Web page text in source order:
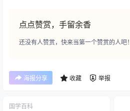
点点赞赏，手留余香
还没有人赞赏，快来当第一个赞赏的人吧！
海报分享 收藏 举报
国学百科